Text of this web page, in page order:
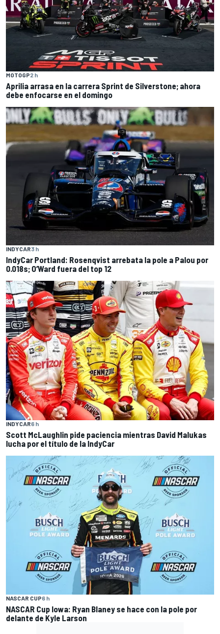
MOTOGP2 h
Aprilia arrasa en la carrera Sprint de Silverstone; ahora
debe enfocarse en el domingo
INDYCAR3 h
IndyCar Portland: Rosenqvist arrebata la pole a Palou por
0.018s; O’Ward fuera del top 12
INDYCAR6 h
Scott McLaughlin pide paciencia mientras David Malukas
lucha por el título de la IndyCar
NASCAR CUP6 h
NASCAR Cup Iowa: Ryan Blaney se hace con la pole por
delante de Kyle Larson